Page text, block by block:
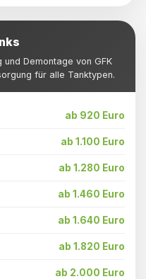
Demontage von GFK
für alle Tanktypen.
ab 920 Euro
ab 1.100 Euro
ab 1.280 Euro
ab 1.460 Euro
ab 1.640 Euro
ab 1.820 Euro
ab 2.000 Euro